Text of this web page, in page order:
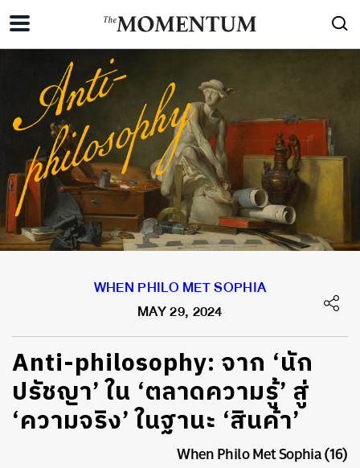
WHEN PHILO MET SOPHIA
MAY 29, 2024
Anti-philosophy: จาก ‘นัก
ปรัชญา’ ใน ‘ตลาดความรู้’ สู่
‘ความจริง’ ในฐานะ ‘สินค้า’
When Philo Met Sophia (16)